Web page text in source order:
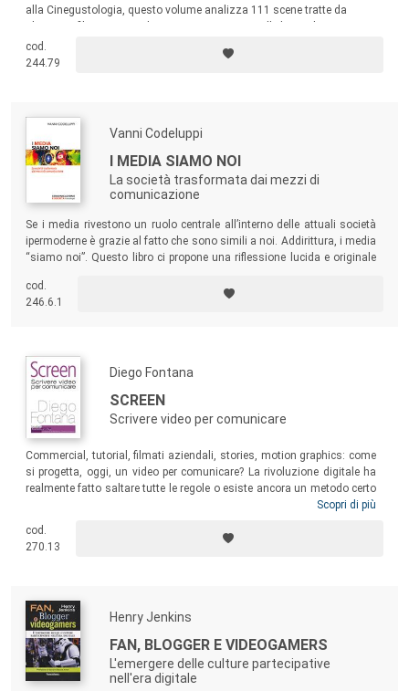
alla Cinegustologia, questo volume analizza 111 scene tratte da
modo per raccontare la psicologia dei personaggi coinvolti o per
illuminare meglio determinati snodi narrativi.
cod.
244.79
Vanni Codeluppi
I MEDIA SIAMO NOI
La società trasformata dai mezzi di
comunicazione
Se i media rivestono un ruolo centrale all’interno delle attuali società
ipermoderne è grazie al fatto che sono simili a noi. Addirittura, i media
“siamo noi”. Questo libro ci propone una riflessione lucida e originale
cod.
246.6.1
Diego Fontana
SCREEN
Scrivere video per comunicare
Commercial, tutorial, filmati aziendali, stories, motion graphics: come
si progetta, oggi, un video per comunicare? La rivoluzione digitale ha
realmente fatto saltare tutte le regole o esiste ancora un metodo certo
è pensato tanto per il
creativi, quanto per coloro che si trovino alle prese con i primi incarichi
e siano alla ricerca di un manuale completo grazie a cui comprendere
Scopri di più
cod.
270.13
Henry Jenkins
FAN, BLOGGER E VIDEOGAMERS
L'emergere delle culture partecipative
nell'era digitale